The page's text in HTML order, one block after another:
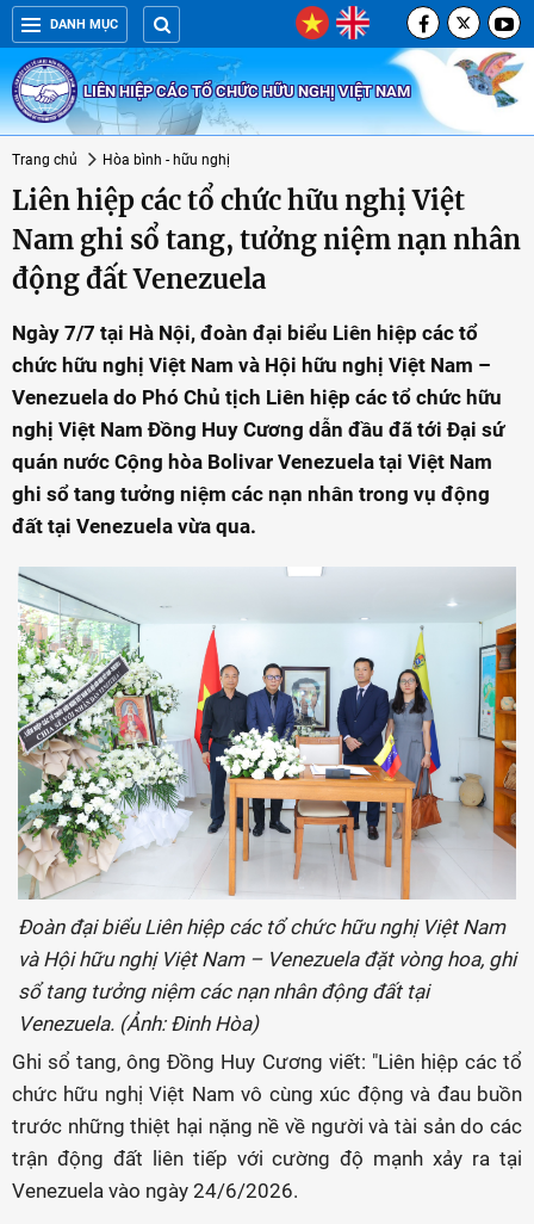
DANH MỤC
LIÊN HIỆP CÁC TỔ CHỨC HỮU NGHỊ VIỆT NAM
Trang chủ Hòa bình - hữu nghị
Liên hiệp các tổ chức hữu nghị Việt
Nam ghi sổ tang, tưởng niệm nạn nhân
động đất Venezuela
Ngày 7/7 tại Hà Nội, đoàn đại biểu Liên hiệp các tổ
chức hữu nghị Việt Nam và Hội hữu nghị Việt Nam –
Venezuela do Phó Chủ tịch Liên hiệp các tổ chức hữu
nghị Việt Nam Đồng Huy Cương dẫn đầu đã tới Đại sứ
quán nước Cộng hòa Bolivar Venezuela tại Việt Nam
ghi sổ tang tưởng niệm các nạn nhân trong vụ động
đất tại Venezuela vừa qua.
Đoàn đại biểu Liên hiệp các tổ chức hữu nghị Việt Nam
và Hội hữu nghị Việt Nam – Venezuela đặt vòng hoa, ghi
sổ tang tưởng niệm các nạn nhân động đất tại
Venezuela. (Ảnh: Đinh Hòa)
Ghi sổ tang, ông Đồng Huy Cương viết: "Liên hiệp các tổ
chức hữu nghị Việt Nam vô cùng xúc động và đau buồn
trước những thiệt hại nặng nề về người và tài sản do các
trận động đất liên tiếp với cường độ mạnh xảy ra tại
Venezuela vào ngày 24/6/2026.